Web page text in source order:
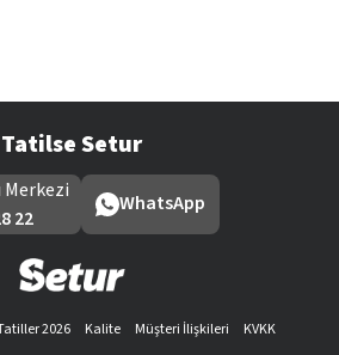
Tatilse Setur
Merkezi
22
WhatsApp
2026 Kalite Müşteri İlişkileri
KVKK